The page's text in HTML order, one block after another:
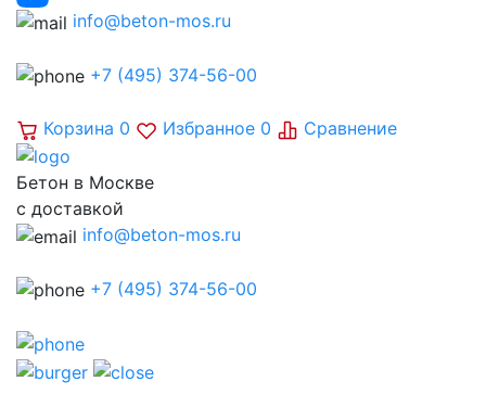
info@beton-mos.ru
+7 (495) 374-56-00
Корзина 0 Избранное 0 Сравнение
Бетон в Москве
с доставкой
info@beton-mos.ru
+7 (495) 374-56-00